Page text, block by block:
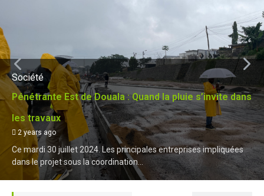
Société
Pénétrante Est de Douala : Quand la pluie s’invite dans
les travaux
2 years ago
Ce mardi 30 juillet 2024. Les principales entreprises impliquées
dans le projet sous la coordination...